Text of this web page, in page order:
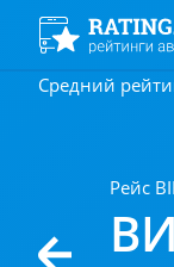
Средний
Рейс